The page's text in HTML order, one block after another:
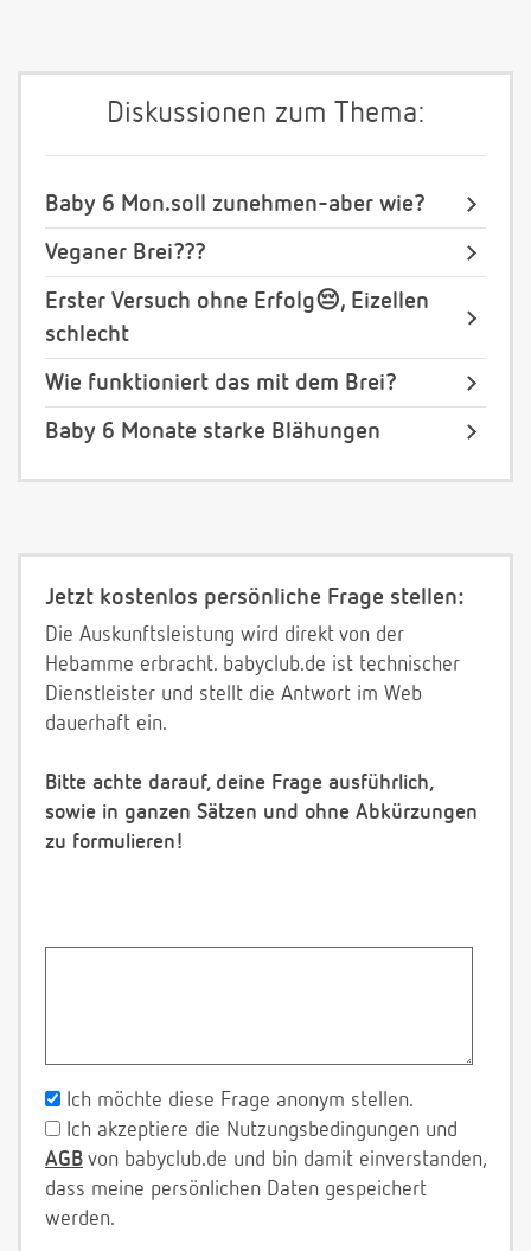
Diskussionen zum Thema:
Baby 6 Mon.soll zunehmen-aber wie?
Veganer Brei???
Erster Versuch ohne Erfolg😔, Eizellen
schlecht
Wie funktioniert das mit dem Brei?
Baby 6 Monate starke Blähungen
Jetzt kostenlos persönliche Frage stellen:
Die Auskunftsleistung wird direkt von der
Hebamme erbracht. babyclub.de ist technischer
Dienstleister und stellt die Antwort im Web
dauerhaft ein.
Bitte achte darauf, deine Frage ausführlich,
sowie in ganzen Sätzen und ohne Abkürzungen
zu formulieren!
Ich möchte diese Frage anonym stellen.
Ich akzeptiere die Nutzungsbedingungen und
AGB von babyclub.de und bin damit einverstanden,
dass meine persönlichen Daten gespeichert
werden.